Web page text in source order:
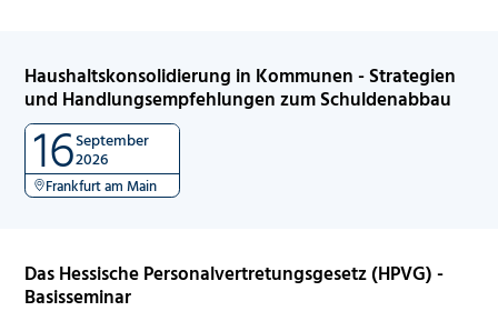
Haushaltskonsolidierung in Kommunen - Strategien
und Handlungsempfehlungen zum Schuldenabbau
16September
2026
Frankfurt am Main
Das Hessische Personalvertretungsgesetz (HPVG) -
Basisseminar